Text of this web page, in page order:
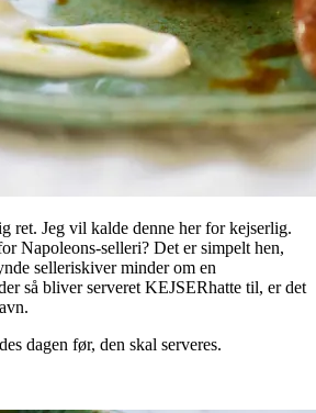
ret. Jeg vil kalde denne her for kejserlig.
Napoleons-selleri? Det er simpelt hen,
selleriskiver minder om en
så bliver serveret KEJSERhatte til, er det
dagen før, den skal serveres.